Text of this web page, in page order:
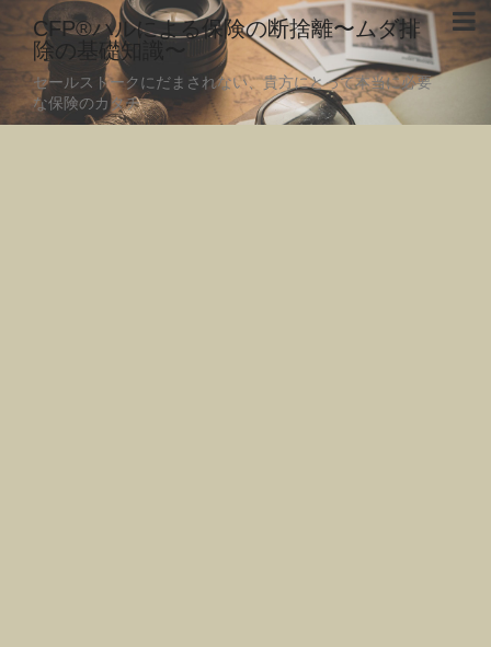
CFP®ハルによる保険の断捨離〜ムダ排
除の基礎知識〜
セールストークにだまされない、貴方にとって本当に必要
な保険のカタチ